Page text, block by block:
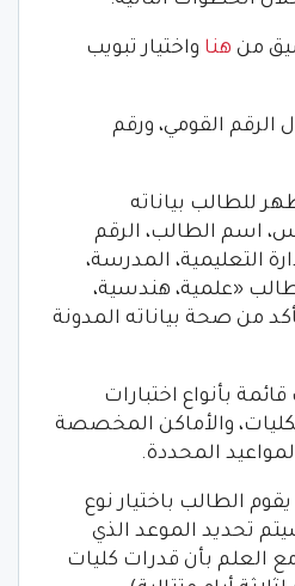
من هنا واختيار تبويب
الرقم القومي، ورقم
للطالب بياناته
اسم الطالب، الرقم
التعليمية، المدرسة،
«علمية، هندسية،
من صحة بياناته المدونة
بأنواع اختبارات
والأماكن المخصصة
المحددة.
يقوم الطالب باختيار نوع
تحديد الموعد الذي
العلم بأن قدرات كليات